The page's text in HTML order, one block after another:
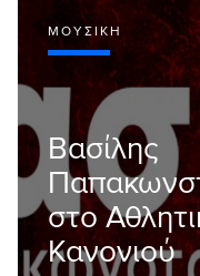
ΜΟΥΣΙΚΉ
Βασίλης
στο
Κανονιού